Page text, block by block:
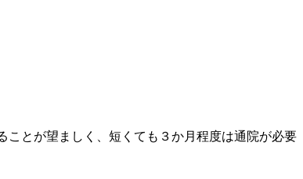
とが望ましく、短くても３か月程度は通院が必要